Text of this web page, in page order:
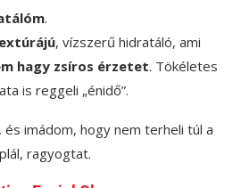
.
, vízszerű hidratáló, ami
hagy zsíros érzetet. Tökéletes
is reggeli „énidő”.
és imádom, hogy nem terheli túl a
ragyogtat.